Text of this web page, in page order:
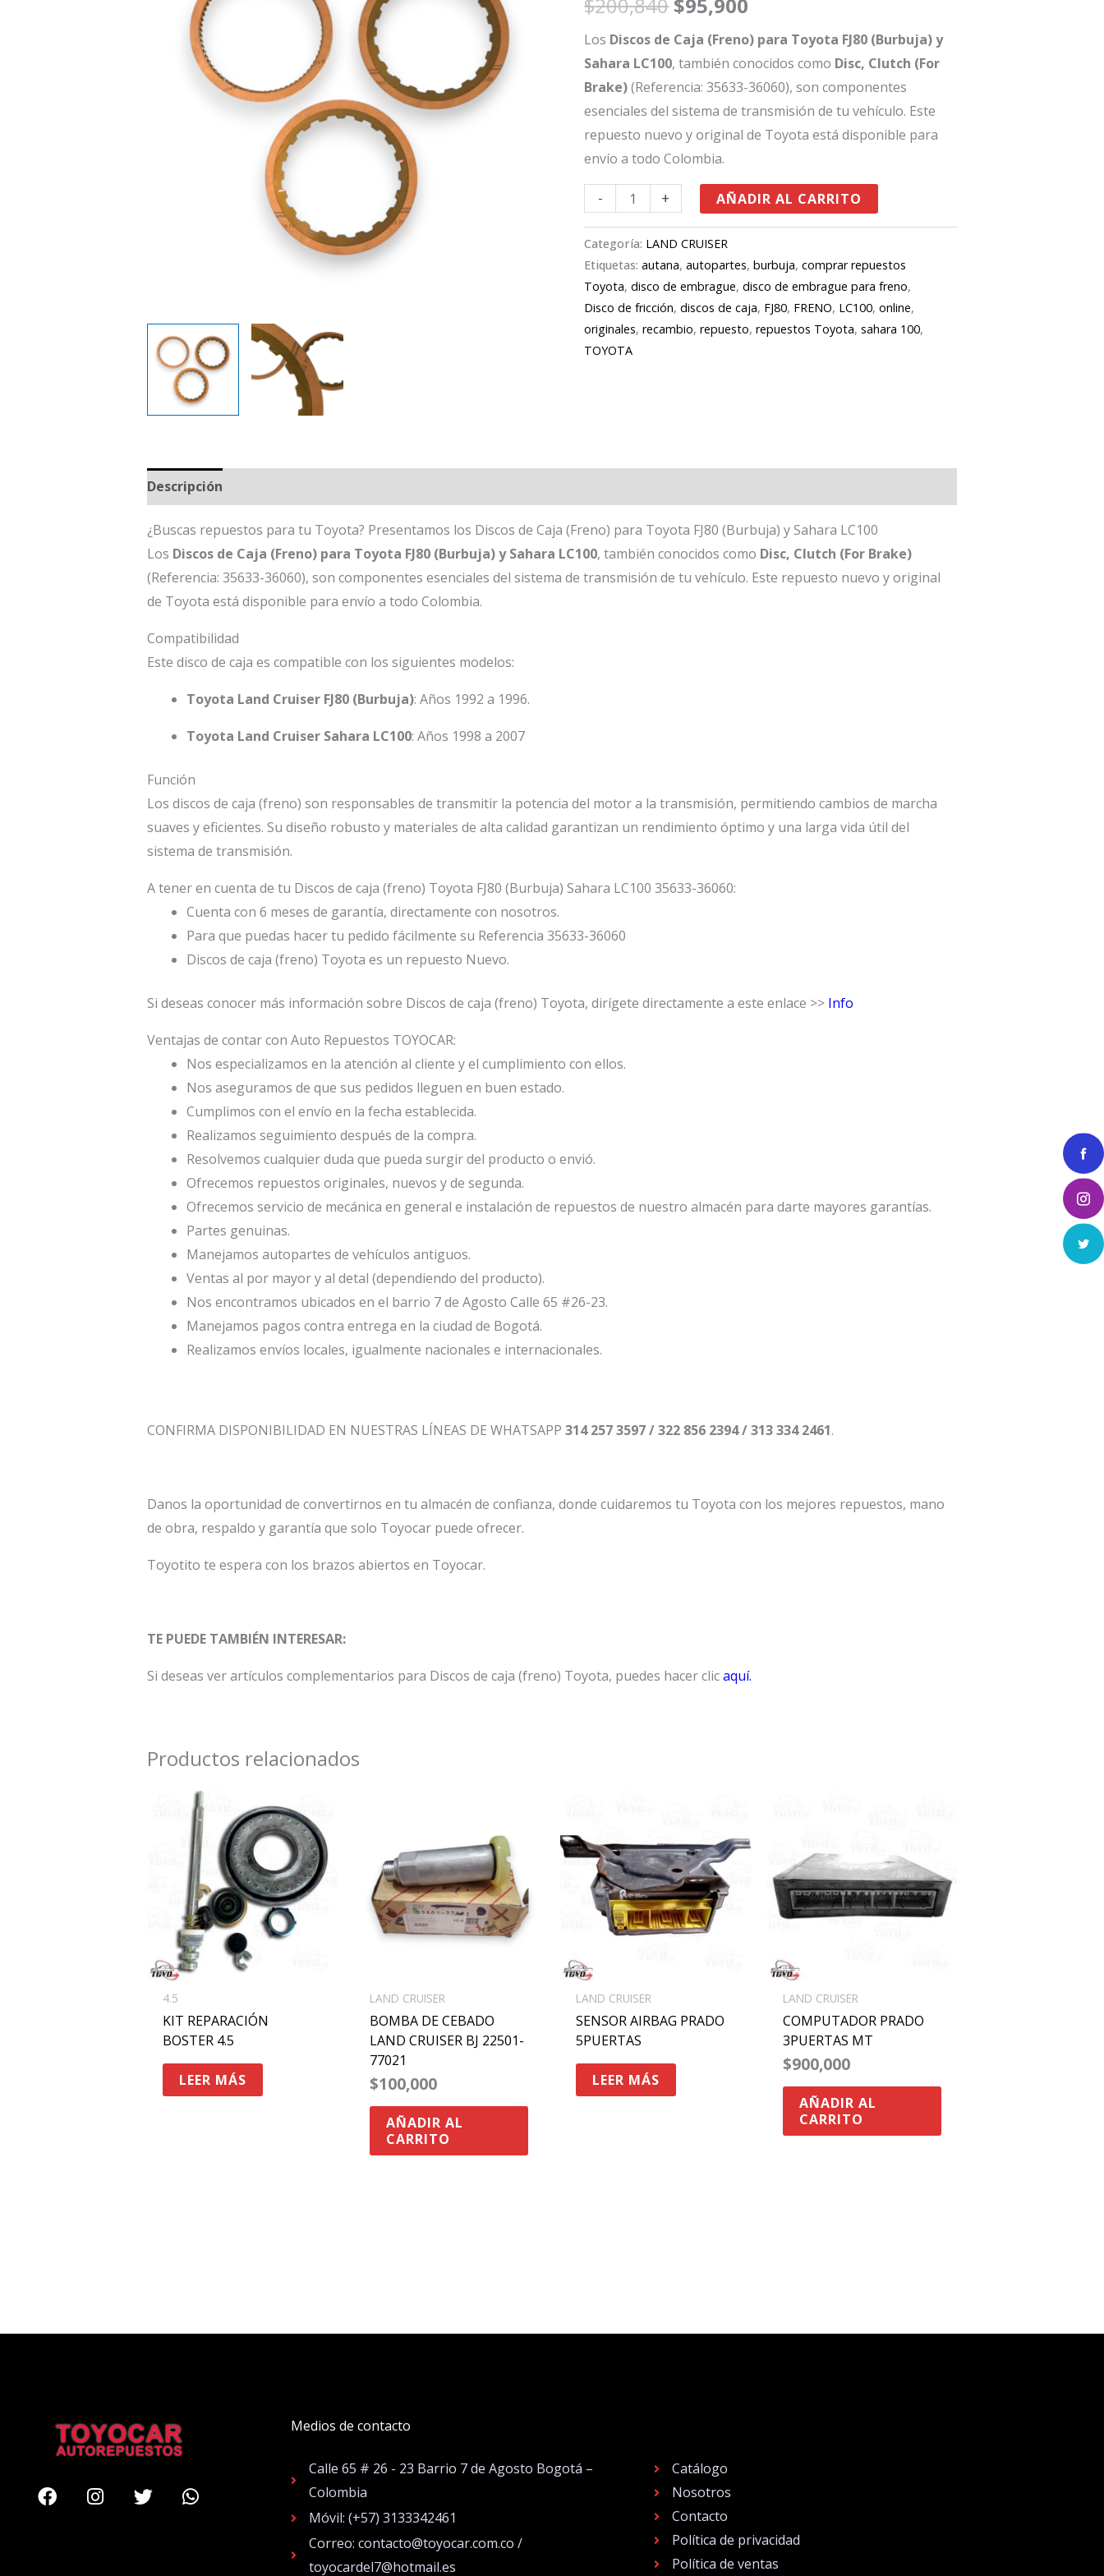
$200,840
era:
$200,840.
$95,900
es:
$95,900.
Los Discos de Caja (Freno) para Toyota FJ80 (Burbuja) y
Sahara LC100, también conocidos como Disc, Clutch (For
Brake)(Referencia: 35633-36060), son componentes
esenciales del sistema de transmisión de tu vehículo. Este
repuesto nuevo y original de Toyota está disponible para
envío a todo Colombia.
-
Toyota
FJ80
(Burbuja)
Sahara
LC100
35633-
36060
+ AÑADIR AL CARRITO
Categoría: LAND CRUISER
Etiquetas:autana,autopartes,burbuja,comprar repuestos
Toyota,disco de embrague,disco de embrague para freno,
Disco de fricción,discos de caja, FJ80, FRENO, LC100,online,
originales,recambio,repuesto,repuestos Toyota,sahara 100,
TOYOTA
Descripción
¿Buscas repuestos para tu Toyota? Presentamos los Discos de Caja (Freno) para Toyota FJ80 (Burbuja) y Sahara LC100
Los Discos de Caja (Freno) para Toyota FJ80 (Burbuja) y Sahara LC100, también conocidos como Disc, Clutch (For Brake)
(Referencia: 35633-36060), son componentes esenciales del sistema de transmisión de tu vehículo. Este repuesto nuevo y original
de Toyota está disponible para envío a todo Colombia.
Compatibilidad
Este disco de caja es compatible con los siguientes modelos:
Toyota Land Cruiser FJ80 (Burbuja): Años 1992 a 1996.
Toyota Land Cruiser Sahara LC100: Años 1998 a 2007
Función
Los discos de caja (freno) son responsables de transmitir la potencia del motor a la transmisión, permitiendo cambios de marcha
suaves y eficientes. Su diseño robusto y materiales de alta calidad garantizan un rendimiento óptimo y una larga vida útil del
sistema de transmisión.
A tener en cuenta de tu Discos de caja (freno) Toyota FJ80 (Burbuja) Sahara LC100 35633-36060:
Cuenta con 6 meses de garantía, directamente con nosotros.
Para que puedas hacer tu pedido fácilmente su Referencia 35633-36060
Discos de caja (freno) Toyota es un repuesto Nuevo.
Si deseas conocer más información sobre Discos de caja (freno) Toyota, dirígete directamente a este enlace >> Info
Ventajas de contar con Auto Repuestos TOYOCAR:
Nos especializamos en la atención al cliente y el cumplimiento con ellos.
Nos aseguramos de que sus pedidos lleguen en buen estado.
Cumplimos con el envío en la fecha establecida.
Realizamos seguimiento después de la compra.
Resolvemos cualquier duda que pueda surgir del producto o envió.
Ofrecemos repuestos originales, nuevos y de segunda.
Ofrecemos servicio de mecánica en general e instalación de repuestos de nuestro almacén para darte mayores garantías.
Partes genuinas.
Manejamos autopartes de vehículos antiguos.
Ventas al por mayor y al detal (dependiendo del producto).
Nos encontramos ubicados en el barrio 7 de Agosto Calle 65 #26-23.
Manejamos pagos contra entrega en la ciudad de Bogotá.
Realizamos envíos locales, igualmente nacionales e internacionales.
CONFIRMA DISPONIBILIDAD EN NUESTRAS LÍNEAS DE WHATSAPP 314 257 3597 / 322 856 2394 / 313 334 2461.
Danos la oportunidad de convertirnos en tu almacén de confianza, donde cuidaremos tu Toyota con los mejores repuestos, mano
de obra, respaldo y garantía que solo Toyocar puede ofrecer.
Toyotito te espera con los brazos abiertos en Toyocar.
TE PUEDE TAMBIÉN INTERESAR:
Si deseas ver artículos complementarios para Discos de caja (freno) Toyota, puedes hacer clicaquí.
Productos relacionados
4.5
KIT REPARACIÓN
BOSTER 4.5
LEER MÁS
LAND CRUISER
BOMBA DE CEBADO
LAND CRUISER BJ 22501-
77021
$100,000
AÑADIR AL
CARRITO
LAND CRUISER
SENSOR AIRBAG PRADO
5PUERTAS
LEER MÁS
LAND CRUISER
COMPUTADOR PRADO
3PUERTAS MT
$900,000
AÑADIR AL
CARRITO
FacebookInstagram
TwitterWhatsapp
Medios de contacto
Calle 65 # 26 - 23 Barrio 7 de Agosto Bogotá –
Colombia
Móvil: (+57) 3133342461
Correo: contacto@toyocar.com.co /
toyocardel7@hotmail.es
Catálogo
Nosotros
Contacto
Política de privacidad
Política de ventas